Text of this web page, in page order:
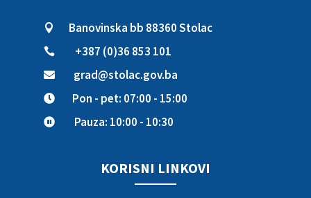
 Banovinska bb 88360 Stolac
 +387 (0)36 853 101
 grad@stolac.gov.ba
 Pon - pet: 07:00 - 15:00
 Pauza: 10:00 - 10:30
KORISNI LINKOVI